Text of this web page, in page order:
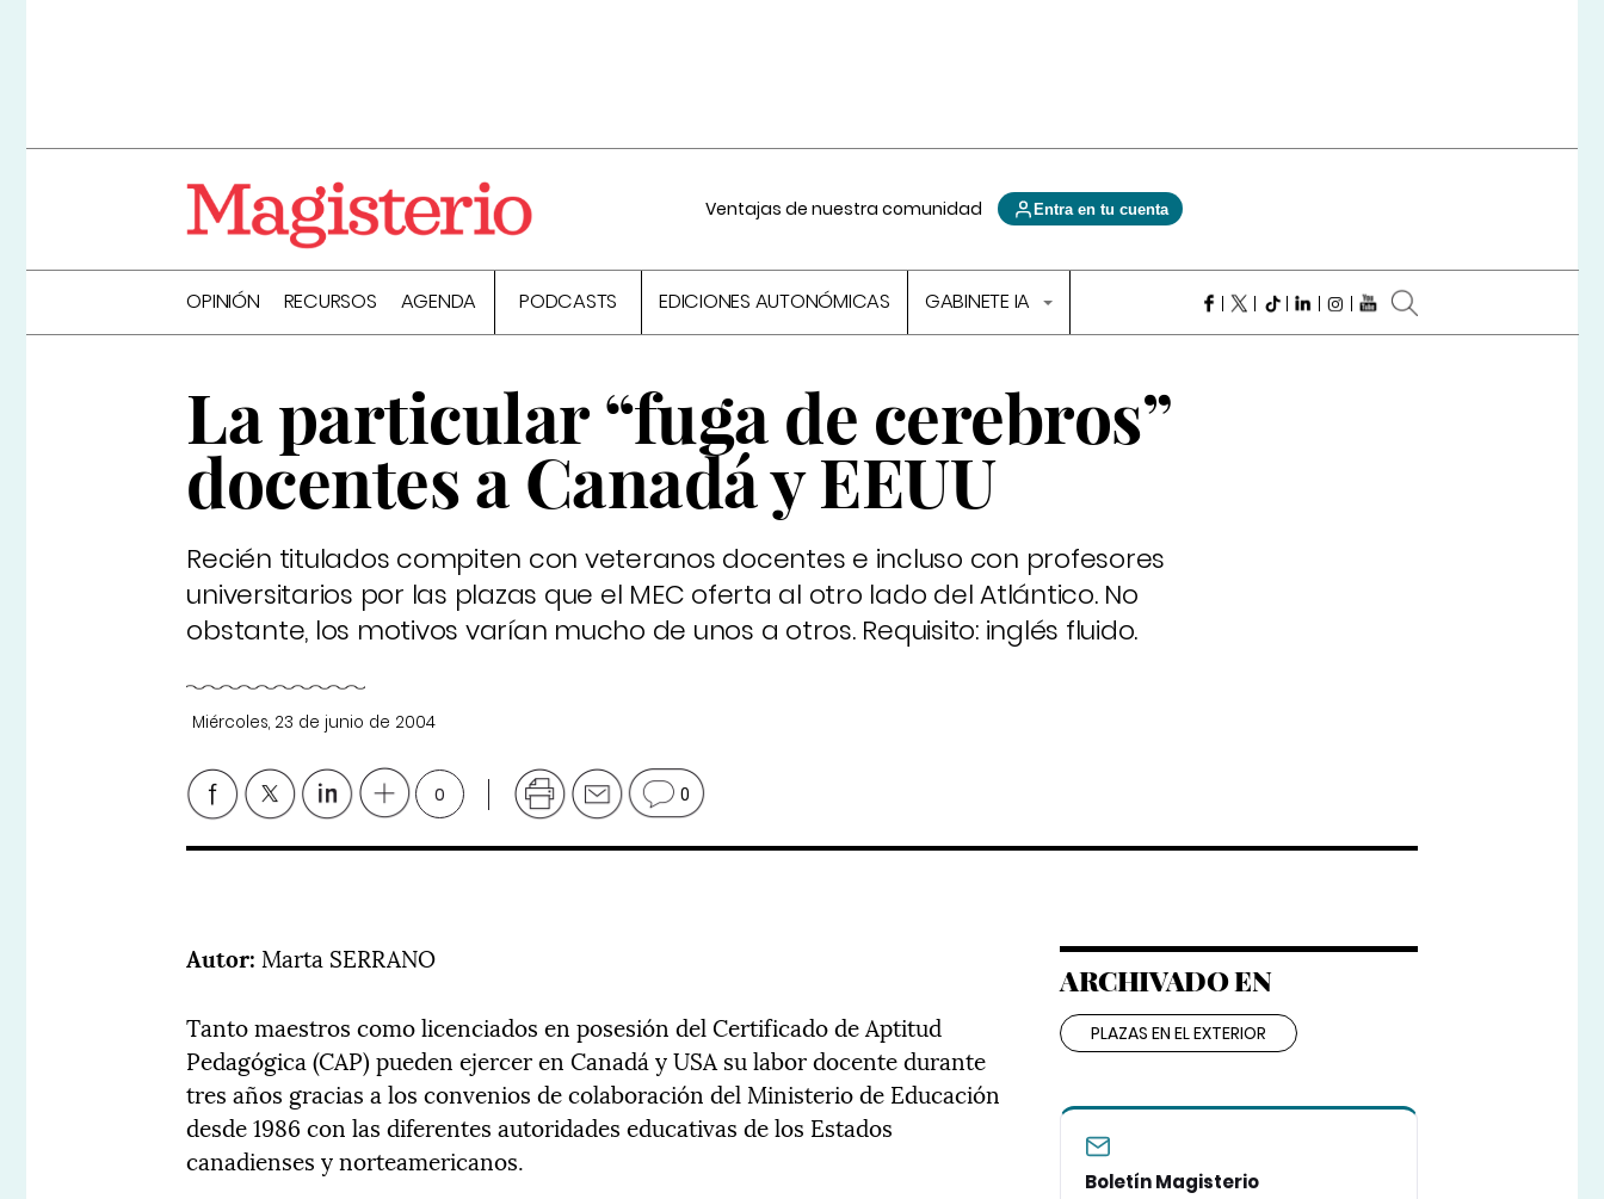
Ventajas de nuestra comunidad Entra en tu cuenta
OPINIÓN RECURSOS AGENDA PODCASTS EDICIONES AUTONÓMICAS GABINETE IA
La particular “fuga de cerebros”
docentes a Canadá y EEUU
Recién titulados compiten con veteranos docentes e incluso con profesores
universitarios por las plazas que el MEC oferta al otro lado del Atlántico. No
obstante, los motivos varían mucho de unos a otros. Requisito: inglés fluido.
Miércoles, 23 de junio de 2004
0 0
Autor:Marta SERRANO
Tanto maestros como licenciados en posesión del Certificado de Aptitud
Pedagógica (CAP) pueden ejercer en Canadá y USA su labor docente durante
tres años gracias a los convenios de colaboración del Ministerio de Educación
desde 1986 con las diferentes autoridades educativas de los Estados
canadienses y norteamericanos.
ARCHIVADO EN
PLAZAS EN EL EXTERIOR
Boletín Magisterio